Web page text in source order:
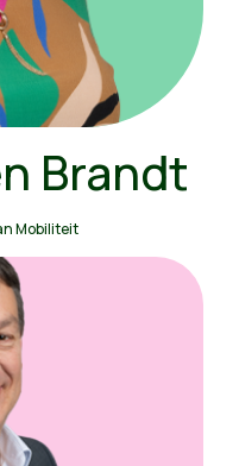
Brandt
Mobiliteit